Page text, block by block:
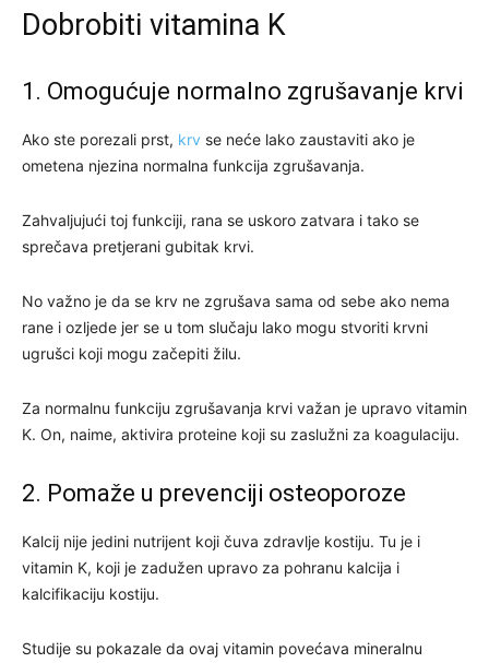
Dobrobiti vitamina K
1. Omogućuje normalno zgrušavanje krvi
Ako ste porezali prst, krv se neće lako zaustaviti ako je
ometena njezina normalna funkcija zgrušavanja.
Zahvaljujući toj funkciji, rana se uskoro zatvara i tako se
sprečava pretjerani gubitak krvi.
No važno je da se krv ne zgrušava sama od sebe ako nema
rane i ozljede jer se u tom slučaju lako mogu stvoriti krvni
ugrušci koji mogu začepiti žilu.
Za normalnu funkciju zgrušavanja krvi važan je upravo vitamin
K. On, naime, aktivira proteine koji su zaslužni za koagulaciju.
2. Pomaže u prevenciji osteoporoze
Kalcij nije jedini nutrijent koji čuva zdravlje kostiju. Tu je i
vitamin K, koji je zadužen upravo za pohranu kalcija i
kalcifikaciju kostiju.
Studije su pokazale da ovaj vitamin povećava mineralnu